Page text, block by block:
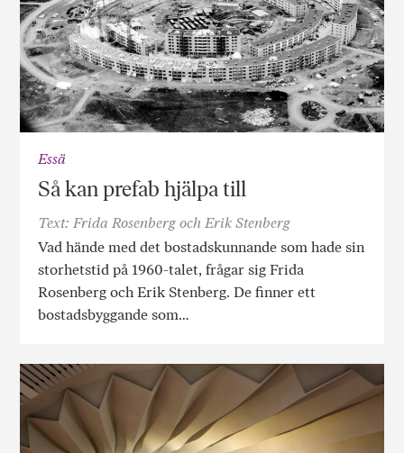
Essä
Så kan prefab hjälpa till
Text: Frida Rosenberg och Erik Stenberg
Vad hände med det bostadskunnande som hade sin
storhetstid på 1960-talet, frågar sig Frida
Rosenberg och Erik Stenberg. De finner ett
bostadsbyggande som…